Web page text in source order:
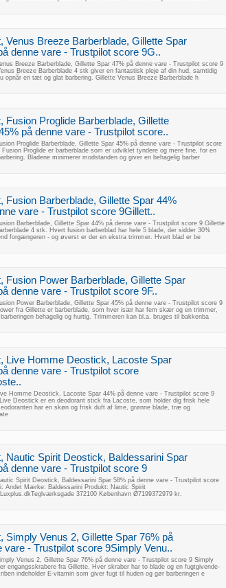
Venus Breeze Barberblade, Gillette Spar
denne vare - Trustpilot score 9G..
Breeze Barberblade, Gillette Spar 47% på denne vare - Trustpilot score 9
Breeze Barberblade 4 stk giver en fantastisk pleje af din hud, samtidig
opnår en tæt og glat barbering. Gillette Venus Breeze Barberblade h
Fusion Proglide Barberblade, Gillette
på denne vare - Trustpilot score..
Proglide Barberblade, Gillette Spar 45% på denne vare - Trustpilot score
Fusion Proglide er barberblade som er udviklet tyndere og mere fine, for en
Bladene minimerer modstanden og giver en behagelig barber
Fusion Barberblade, Gillette Spar 44%
vare - Trustpilot score 9Gillett..
Barberblade, Gillette Spar 44% på denne vare - Trustpilot score 9 Gillette
4 stk. Hvert fusion barberblad har hele 5 blade, der sidder 30%
forgængeren - og øverst er der en ekstra trimmer. Hvert blad er be
Fusion Power Barberblade, Gillette Spar
denne vare - Trustpilot score 9F..
Power Barberblade, Gillette Spar 45% på denne vare - Trustpilot score 9
fra Gillette er barberblade, som hver især har fem skær og en trimmer,
behagelig og hurtig. Trimmeren kan bl.a. bruges til bakkenba
Live Homme Deostick, Lacoste Spar
denne vare - Trustpilot score
Homme Deostick, Lacoste Spar 44% på denne vare - Trustpilot score 9
Deostick er en deodorant stick fra Lacoste, som holder dig frisk hele
har en skøn og frisk duft af lime, grønne blade, træ og
Nautic Spirit Deostick, Baldessarini Spar
denne vare - Trustpilot score 9
Spirit Deostick, Baldessarini Spar 58% på denne vare - Trustpilot score
Andet Mærke: Baldessarini Produkt: Nautic Spirit
372100 København Ø7199372979 kr.
Simply Venus 2, Gillette Spar 76% på
vare - Trustpilot score 9Simply Venu..
Venus 2, Gillette Spar 76% på denne vare - Trustpilot score 9 Simply
engangsskrabere fra Gillette. Hver skraber har to blade og en fugtgivende-
indeholder E-vitamin som giver fugt til huden og gør barberingen e